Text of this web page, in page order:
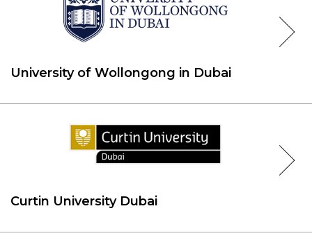
University of Wollongong in Dubai
Curtin University Dubai